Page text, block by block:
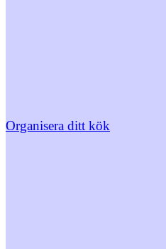
Organisera ditt kök